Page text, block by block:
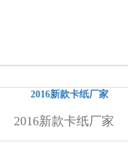
2016新款卡纸厂家